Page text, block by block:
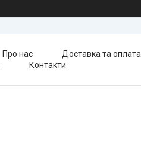
Про нас
Доставка та оплата
Контакти